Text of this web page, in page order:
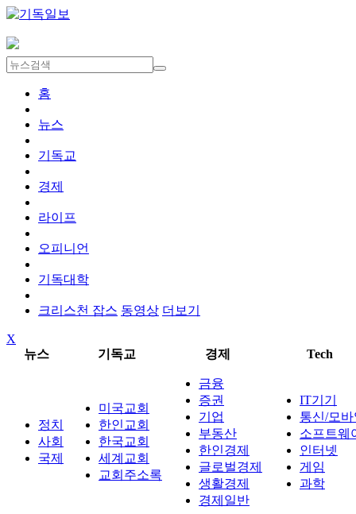
홈
뉴스
기독교
경제
라이프
오피니언
기독대학
크리스천 잡스 동영상 더보기
X
뉴스
기독교 경제 Tech
정치
사회
국제
미국교회
한인교회
한국교회
세계교회
교회주소록
금융
증권
기업
부동산
한인경제
글로벌경제
생활경제
경제일반
IT기기
통신/모
소프트웨
인터넷
게임
과학